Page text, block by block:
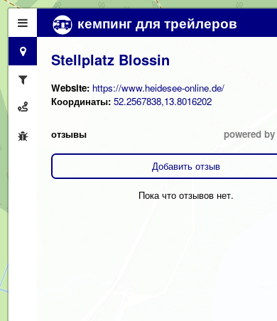
кемпинг для трейлеров
Stellplatz Blossin
Website: https://www.heidesee-online.de/
Координаты: 52.2567838,13.8016202
отзывы powered by
Добавить отзыв
Пока что отзывов нет.